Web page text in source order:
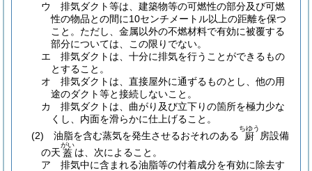
ウ
排気ダクト等は、建築物等の可燃性の部分及び可燃
性の物品との間に10センチメートル以上の距離を保つ
こと。 ただし、金属以外の不燃材料で有効に被覆する
部分については、この限りでない。
エ
排気ダクトは、十分に排気を行うことができるもの
とすること。
オ
排気ダクトは、直接屋外に通ずるものとし、他の用
途のダクト等と接続しないこと。
カ
排気ダクトは、曲がり及び立下りの箇所を極力少な
くし、内面を滑らかに仕上げること。
(2)
油脂を含む蒸気を発生させるおそれのある 厨
ちゆう
房設備
の天 蓋
がい
は、次によること。
ア
排気中に含まれる油脂等の付着成分を有効に除去す